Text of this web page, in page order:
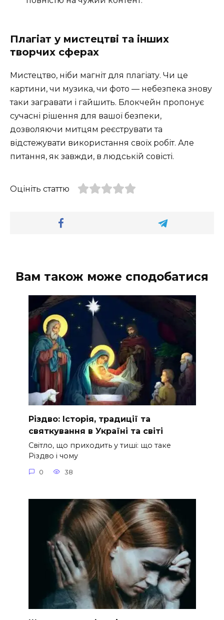
Плагіат у мистецтві та інших
творчих сферах
Мистецтво, ніби магніт для плагіату. Чи це
картини, чи музика, чи фото — небезпека знову
таки загравати і гайшить. Блокчейн пропонує
сучасні рішення для вашої безпеки,
дозволяючи митцям реєструвати та
відстежувати використання своїх робіт. Але
питання, як завжди, в людській совісті.
Оцініть статтю
Вам також може сподобатися
Різдво: Історія, традиції та
святкування в Україні та світі
Світло, що приходить у тиші: що таке
Різдво і чому
0 38